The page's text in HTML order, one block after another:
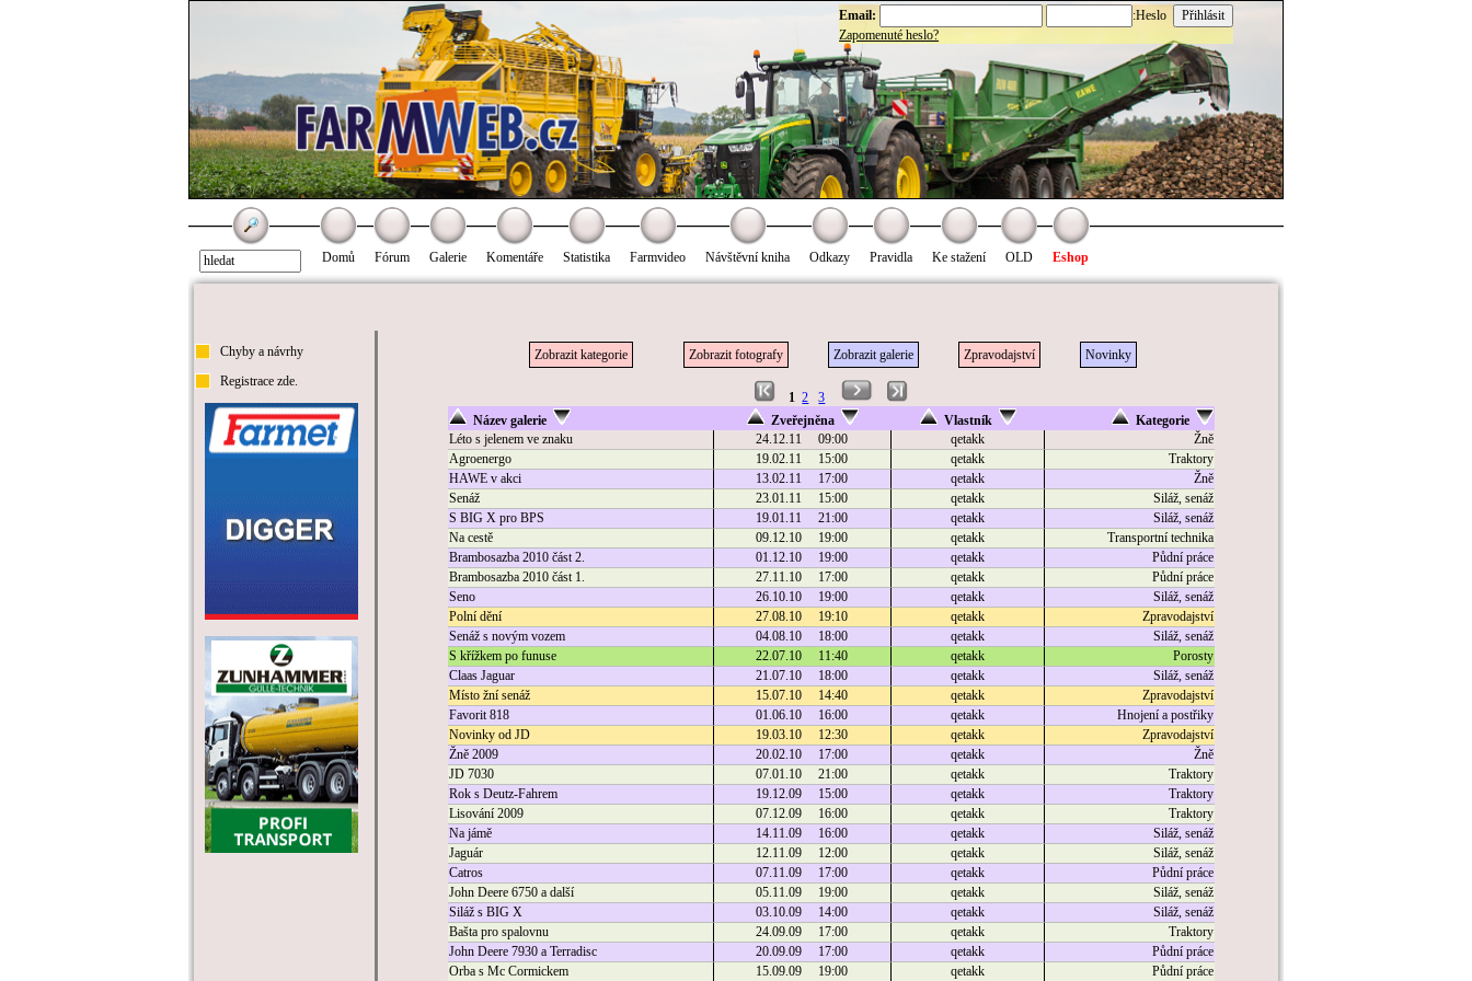
Email:
:Heslo
Zapomenuté heslo?
Domů Fórum Galerie Komentáře Statistika Farmvideo Návštěvní kniha Odkazy Pravidla Ke stažení OLD Eshop
Chyby a návrhy
Registrace zde.
Zobrazit kategorie Zobrazit fotografy Zobrazit galerie Zpravodajství Novinky
1 2
3
Název galerie
Zveřejněna Vlastník
Kategorie
Léto s jelenem ve znaku
24.12.11 09:00 qetakk
Žně
Agroenergo
19.02.11 15:00 qetakk
Traktory
HAWE v akci
13.02.11 17:00 qetakk
Žně
Senáž
23.01.11 15:00 qetakk
Siláž, senáž
S BIG X pro BPS
19.01.11 21:00 qetakk
Siláž, senáž
Na cestě
09.12.10 19:00 qetakk
Transportní technika
Brambosazba 2010 část 2.
01.12.10 19:00 qetakk
Půdní práce
Brambosazba 2010 část 1.
27.11.10 17:00 qetakk
Půdní práce
Seno
26.10.10 19:00 qetakk
Siláž, senáž
Polní dění
27.08.10 19:10 qetakk
Zpravodajství
Senáž s novým vozem
04.08.10 18:00 qetakk
Siláž, senáž
S křížkem po funuse
22.07.10 11:40 qetakk
Porosty
Claas Jaguar
21.07.10 18:00 qetakk
Siláž, senáž
Místo žní senáž
15.07.10 14:40 qetakk
Zpravodajství
Favorit 818
01.06.10 16:00 qetakk
Hnojení a postřiky
Novinky od JD
19.03.10 12:30 qetakk
Zpravodajství
Žně 2009
20.02.10 17:00 qetakk
Žně
JD 7030
07.01.10 21:00 qetakk
Traktory
Rok s Deutz-Fahrem
19.12.09 15:00 qetakk
Traktory
Lisování 2009
07.12.09 16:00 qetakk
Traktory
Na jámě
14.11.09 16:00 qetakk
Siláž, senáž
Jaguár
12.11.09 12:00 qetakk
Siláž, senáž
Catros
07.11.09 17:00 qetakk
Půdní práce
John Deere 6750 a další
05.11.09 19:00 qetakk
Siláž, senáž
Siláž s BIG X
03.10.09 14:00 qetakk
Siláž, senáž
Bašta pro spalovnu
24.09.09 17:00 qetakk
Traktory
John Deere 7930 a Terradisc
20.09.09 17:00 qetakk
Půdní práce
Orba s Mc Cormickem
15.09.09 19:00 qetakk Půdní práce